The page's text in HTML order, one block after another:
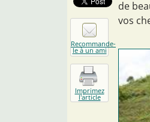
de
vos
Recommande-
le à un ami
Imprimez
l'article